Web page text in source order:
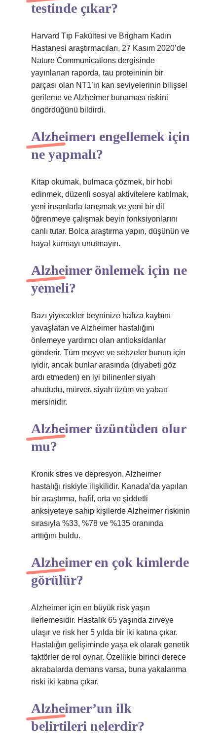
testinde çıkar?
Harvard Tıp Fakültesi ve Brigham Kadın
Hastanesi araştırmacıları, 27 Kasım 2020’de
Nature Communications dergisinde
yayınlanan raporda, tau proteininin bir
parçası olan NT1’in kan seviyelerinin bilişsel
gerileme ve Alzheimer bunaması riskini
öngördüğünü bildirdi.
Alzheimerı engellemek için
ne yapmalı?
Kitap okumak, bulmaca çözmek, bir hobi
edinmek, düzenli sosyal aktivitelere katılmak,
yeni insanlarla tanışmak ve yeni bir dil
öğrenmeye çalışmak beyin fonksiyonlarını
canlı tutar. Bolca araştırma yapın, düşünün ve
hayal kurmayı unutmayın.
Alzheimer önlemek için ne
yemeli?
Bazı yiyecekler beyninize hafıza kaybını
yavaşlatan ve Alzheimer hastalığını
önlemeye yardımcı olan antioksidanlar
gönderir. Tüm meyve ve sebzeler bunun için
iyidir, ancak bunlar arasında (diyabeti göz
ardı etmeden) en iyi bilinenler siyah
ahududu, mürver, siyah üzüm ve yaban
mersinidir.
Alzheimer üzüntüden olur
mu?
Kronik stres ve depresyon, Alzheimer
hastalığı riskiyle ilişkilidir. Kanada’da yapılan
bir araştırma, hafif, orta ve şiddetli
anksiyeteye sahip kişilerde Alzheimer riskinin
sırasıyla %33, %78 ve %135 oranında
arttığını buldu.
Alzheimer en çok kimlerde
görülür?
Alzheimer için en büyük risk yaşın
ilerlemesidir. Hastalık 65 yaşında zirveye
ulaşır ve risk her 5 yılda bir iki katına çıkar.
Hastalığın gelişiminde yaşa ek olarak genetik
faktörler de rol oynar. Özellikle birinci derece
akrabalarda demans varsa, buna yakalanma
riski iki katına çıkar.
Alzheimer’un ilk
belirtileri nelerdir?